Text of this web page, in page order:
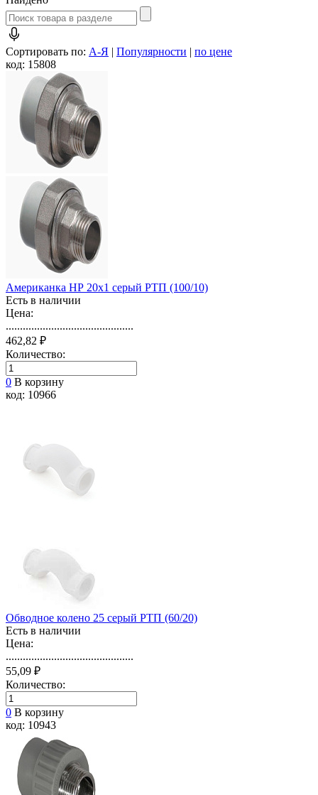
Сортировать по: А-Я | Популярности | по цене
код: 15808
Американка НР 20х1 серый РТП (100/10)
Есть в наличии
Цена:
.............................................
462,82 ₽
Количество:
0 В корзину
код: 10966
Обводное колено 25 серый РТП (60/20)
Есть в наличии
Цена:
.............................................
55,09 ₽
Количество:
0 В корзину
код: 10943